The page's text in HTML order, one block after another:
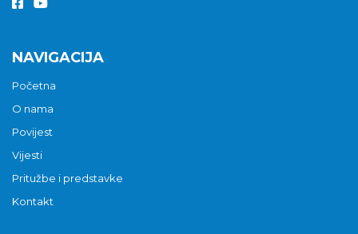
NAVIGACIJA
Početna
O nama
Povijest
Vijesti
Pritužbe i predstavke
Kontakt